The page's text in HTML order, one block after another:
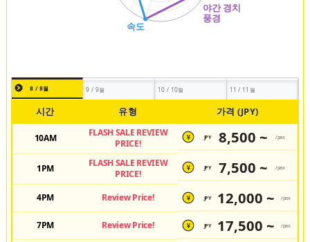
8 / 8월 9 / 9월 10 / 10월 11 / 11월
시간 유형 가격 (JPY)
10AM
FLASH SALE REVIEW
PRICE!
¥ JPY 8,500 ~ /pax
1PM
FLASH SALE REVIEW
PRICE!
¥ JPY 7,500 ~ /pax
4PM Review Price! ¥ JPY 12,000 ~ /pax
7PM Review Price! ¥ JPY 17,500 ~ /pax